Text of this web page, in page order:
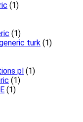
(1)
(1)
turk (1)
pl (1)
(1)
(1)